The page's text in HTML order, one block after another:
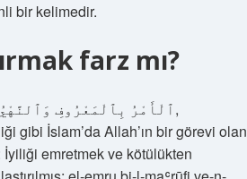
bir kelimedir.
farz mı?
gibi İslam’da Allah’ın bir görevi olan
emretmek ve kötülükten